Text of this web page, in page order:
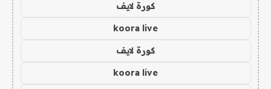
كورة لايف
koora live
كورة لايف
koora live